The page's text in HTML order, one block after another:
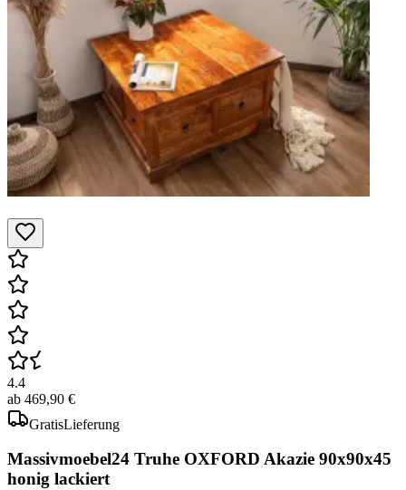
4.4
ab 469,90 €
GratisLieferung
Massivmoebel24 Truhe OXFORD Akazie 90x90x45
honig lackiert